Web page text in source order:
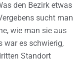
den Bezirk etwas
sucht man
wie man sie aus
war es schwierig,
Standort